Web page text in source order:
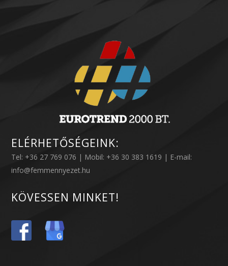
ELÉRHETŐSÉGEINK:
Tel: +36 27 769 076 | Mobil: +36 30 383 1619 | E-mail:
info@femmennyezet.hu
KÖVESSEN MINKET!